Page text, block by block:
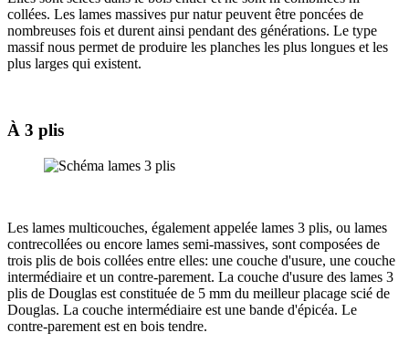
collées. Les lames massives pur natur peuvent être poncées de
nombreuses fois et durent ainsi pendant des générations. Le type
massif nous permet de produire les planches les plus longues et les
plus larges qui existent.
À 3 plis
Les lames multicouches, également appelée lames 3 plis, ou lames
contrecollées ou encore lames semi-massives, sont composées de
trois plis de bois collées entre elles: une couche d'usure, une couche
intermédiaire et un contre-parement. La couche d'usure des lames 3
plis de Douglas est constituée de 5 mm du meilleur placage scié de
Douglas. La couche intermédiaire est une bande d'épicéa. Le
contre-parement est en bois tendre.